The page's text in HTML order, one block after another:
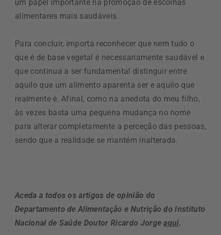
um papel importante na promoção de escolhas
alimentares mais saudáveis.
Para concluir, importa reconhecer que nem tudo o
que é de base vegetal é necessariamente saudável e
que continua a ser fundamental distinguir entre
aquilo que um alimento aparenta ser e aquilo que
realmente é. Afinal, como na anedota do meu filho,
às vezes basta uma pequena mudança no nome
para alterar completamente a perceção das pessoas,
sendo que a realidade se mantém inalterada.
Aceda a todos os artigos de opinião do
Departamento de Alimentação e Nutrição do Instituto
Nacional de Saúde Doutor Ricardo Jorgeaqui.